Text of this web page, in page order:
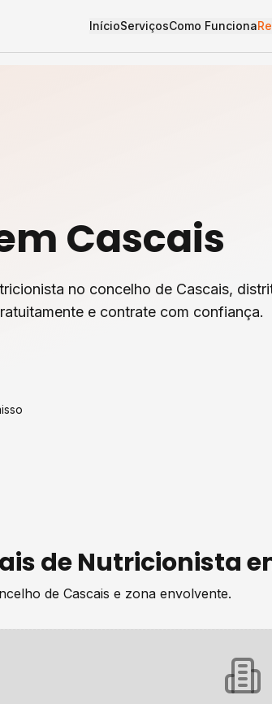
InícioServiçosComo Funciona
Cascais
no concelho de Cascais,
e contrate com confiança.
deNutricionista
de Cascais e zona envolvente.